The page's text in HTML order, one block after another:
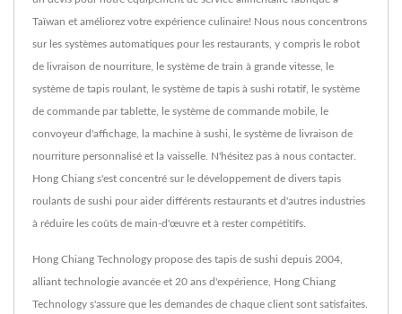
Taïwan et améliorez votre expérience culinaire! Nous nous concentrons
sur les systèmes automatiques pour les restaurants, y compris le robot
de livraison de nourriture, le système de train à grande vitesse, le
système de tapis roulant, le système de tapis à sushi rotatif, le système
de commande par tablette, le système de commande mobile, le
convoyeur d'affichage, la machine à sushi, le système de livraison de
nourriture personnalisé et la vaisselle. N'hésitez pas à nous contacter.
Hong Chiang s'est concentré sur le développement de divers tapis
roulants de sushi pour aider différents restaurants et d'autres industries
à réduire les coûts de main-d'œuvre et à rester compétitifs.
Hong Chiang Technology propose des tapis de sushi depuis 2004,
alliant technologie avancée et 20 ans d'expérience, Hong Chiang
Technology s'assure que les demandes de chaque client sont satisfaites.